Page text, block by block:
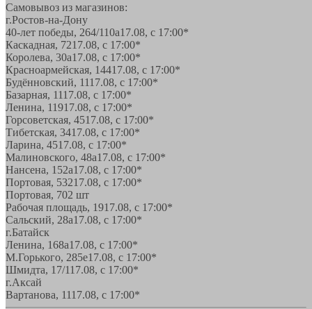
Самовывоз из магазинов:
г.Ростов-на-Дону
40-лет победы, 264/110а17.08, с 17:00*
Каскадная, 7217.08, с 17:00*
Королева, 30а17.08, с 17:00*
Красноармейская, 14417.08, с 17:00*
Будённовский, 1117.08, с 17:00*
Базарная, 1117.08, с 17:00*
Ленина, 11917.08, с 17:00*
Горсоветская, 4517.08, с 17:00*
Тибетская, 3417.08, с 17:00*
Ларина, 4517.08, с 17:00*
Малиновского, 48а17.08, с 17:00*
Нансена, 152а17.08, с 17:00*
Портовая, 53217.08, с 17:00*
Портовая, 702 шт
Рабочая площадь, 1917.08, с 17:00*
Сальский, 28a17.08, с 17:00*
г.Батайск
Ленина, 168а17.08, с 17:00*
М.Горького, 285е17.08, с 17:00*
Шмидта, 17/117.08, с 17:00*
г.Аксай
Вартанова, 1117.08, с 17:00*